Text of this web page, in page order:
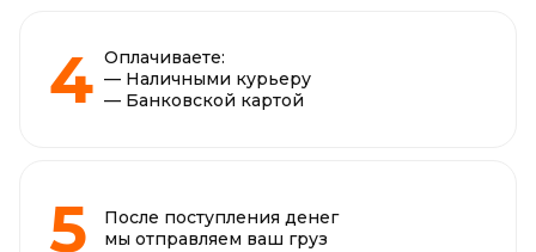
Оплачиваете:
— Наличными курьеру
— Банковской картой
После поступления денег
мы отправляем ваш груз